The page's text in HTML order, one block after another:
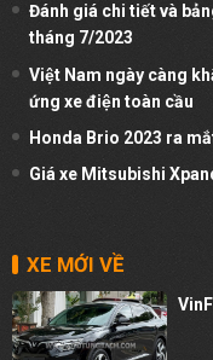
Đánh giá chi tiết và
tháng 7/2023
Việt Nam ngày càng
ứng xe điện toàn cầu
Honda Brio 2023 ra
Giá xe Mitsubishi
XE MỚI VỀ